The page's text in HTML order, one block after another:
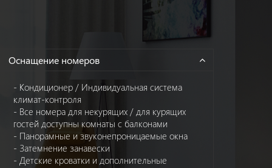
Оснащение номеров
- Кондиционер / Индивидуальная система
климат-контроля
- Все номера для некурящих / для курящих
гостей доступны комнаты с балконами
- Панорамные и звуконепроницаемые окна
- Затемнение занавески
- Детские кроватки и дополнительные